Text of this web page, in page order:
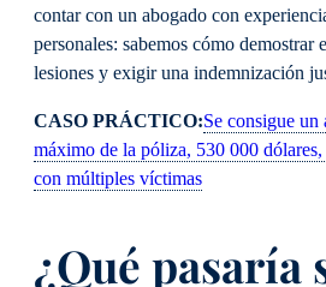
contar con un abogado con
personales: sabemos cómo demostrar
lesiones y exigir una indemnización
CASO PRÁCTICO:Se consigue
máximo de la póliza, 530 000
con múltiples víctimas
¿Qué pasaría